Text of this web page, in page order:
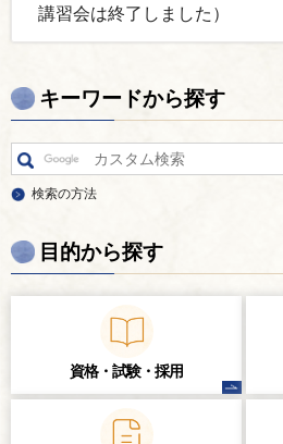
講習会は終了しました）
キーワードから探す
検索の方法
目的から探す
資格・試験・ 採用